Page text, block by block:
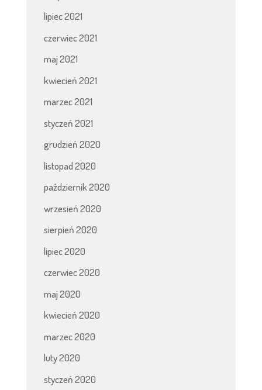
lipiec 2021
czerwiec 2021
maj 2021
kwiecień 2021
marzec 2021
styczeń 2021
grudzień 2020
listopad 2020
październik 2020
wrzesień 2020
sierpień 2020
lipiec 2020
czerwiec 2020
maj 2020
kwiecień 2020
marzec 2020
luty 2020
styczeń 2020